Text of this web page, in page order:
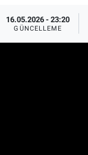
16.05.2026 - 23:20
GÜNCELLEME